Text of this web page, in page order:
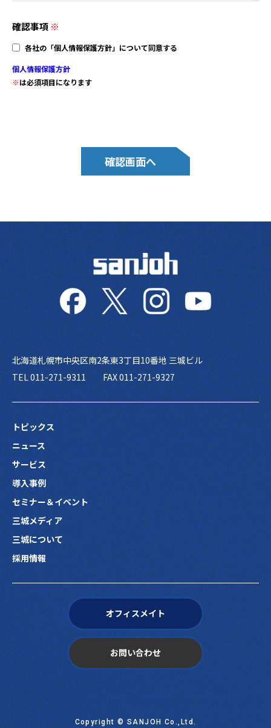
確認事項 ※
各社の「個人情報保護方針」について同意する
個人情報保護方針
※は必須項目になります
北海道札幌市中央区南2条東3丁目10番地 三城ビル
TEL 011-271-9311
FAX 011-271-9327
トピックス
ニュース
サービス
導入事例
セミナー＆イベント
三城メディア
三城について
採用情報
オフィスメイト
お問い合わせ
Copyright © SANJOH Co.,Ltd.